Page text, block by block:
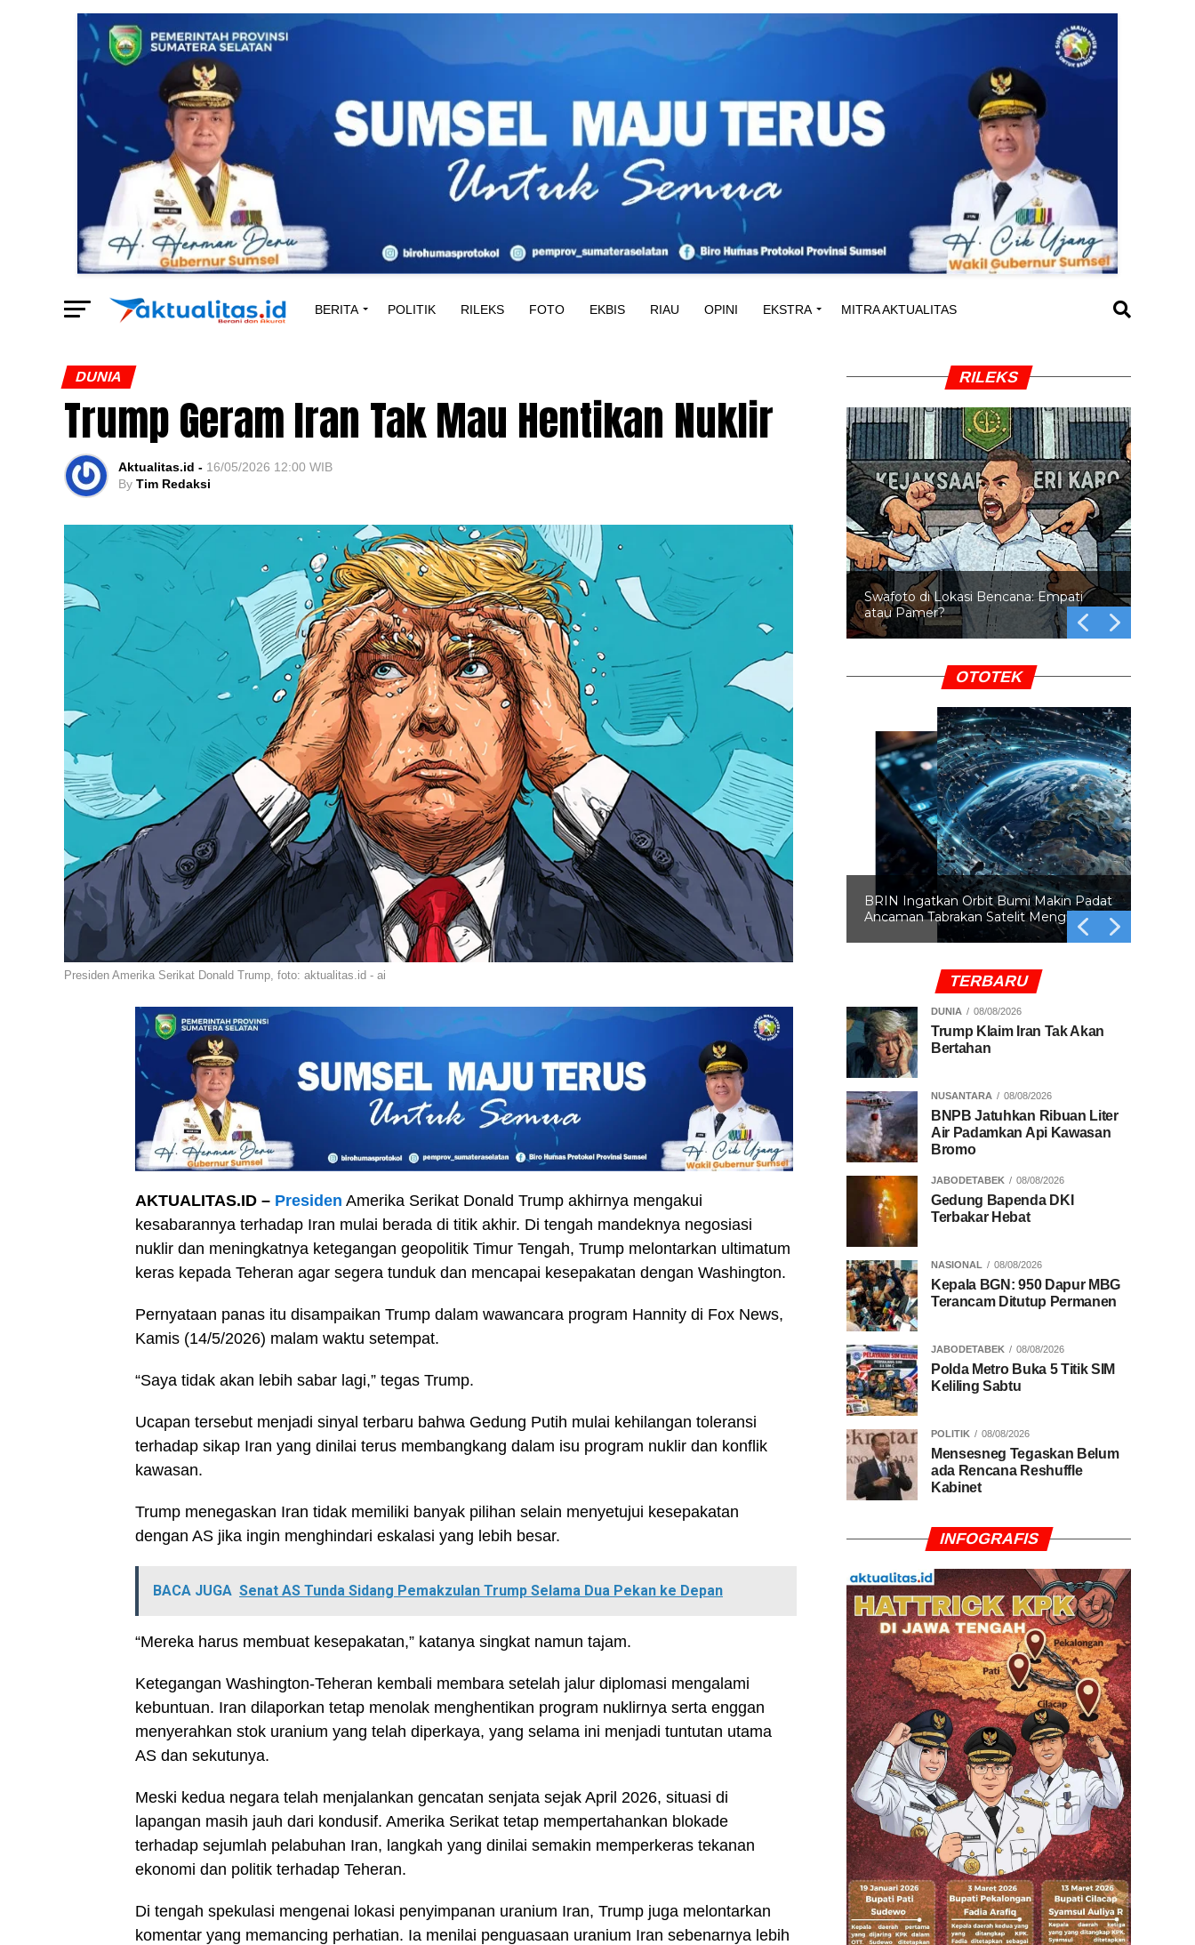
BERITA POLITIK RILEKS FOTO EKBIS RIAU OPINI EKSTRA MITRA AKTUALITAS
DUNIA
Trump Geram Iran Tak Mau Hentikan Nuklir
Aktualitas.id - 16/05/2026 12:00 WIB
By Tim Redaksi
Presiden Amerika Serikat Donald Trump, foto: aktualitas.id - ai
AKTUALITAS.ID – Presiden Amerika Serikat Donald Trump akhirnya mengakui
kesabarannya terhadap Iran mulai berada di titik akhir. Di tengah mandeknya negosiasi
nuklir dan meningkatnya ketegangan geopolitik Timur Tengah, Trump melontarkan ultimatum
keras kepada Teheran agar segera tunduk dan mencapai kesepakatan dengan Washington.
Pernyataan panas itu disampaikan Trump dalam wawancara program Hannity di Fox News,
Kamis (14/5/2026) malam waktu setempat.
“Saya tidak akan lebih sabar lagi,” tegas Trump.
Ucapan tersebut menjadi sinyal terbaru bahwa Gedung Putih mulai kehilangan toleransi
terhadap sikap Iran yang dinilai terus membangkang dalam isu program nuklir dan konflik
kawasan.
Trump menegaskan Iran tidak memiliki banyak pilihan selain menyetujui kesepakatan
dengan AS jika ingin menghindari eskalasi yang lebih besar.
BACA JUGA Senat AS Tunda Sidang Pemakzulan Trump Selama Dua Pekan ke Depan
“Mereka harus membuat kesepakatan,” katanya singkat namun tajam.
Ketegangan Washington-Teheran kembali membara setelah jalur diplomasi mengalami
kebuntuan. Iran dilaporkan tetap menolak menghentikan program nuklirnya serta enggan
menyerahkan stok uranium yang telah diperkaya, yang selama ini menjadi tuntutan utama
AS dan sekutunya.
Meski kedua negara telah menjalankan gencatan senjata sejak April 2026, situasi di
lapangan masih jauh dari kondusif. Amerika Serikat tetap mempertahankan blokade
terhadap sejumlah pelabuhan Iran, langkah yang dinilai semakin memperkeras tekanan
ekonomi dan politik terhadap Teheran.
Di tengah spekulasi mengenai lokasi penyimpanan uranium Iran, Trump juga melontarkan
komentar yang memancing perhatian. Ia menilai penguasaan uranium Iran sebenarnya lebih
RILEKS
Swafoto di Lokasi Bencana: Empati
atau Pamer?
OTOTEK
BRIN Ingatkan Orbit Bumi Makin Padat
Ancaman Tabrakan Satelit Mengintai
TERBARU
DUNIA 08/08/2026
Trump Klaim Iran Tak Akan
Bertahan
NUSANTARA 08/08/2026
BNPB Jatuhkan Ribuan Liter
Air Padamkan Api Kawasan
Bromo
JABODETABEK 08/08/2026
Gedung Bapenda DKI
Terbakar Hebat
NASIONAL 08/08/2026
Kepala BGN: 950 Dapur MBG
Terancam Ditutup Permanen
JABODETABEK 08/08/2026
Polda Metro Buka 5 Titik SIM
Keliling Sabtu
POLITIK 08/08/2026
Mensesneg Tegaskan Belum
ada Rencana Reshuffle
Kabinet
INFOGRAFIS